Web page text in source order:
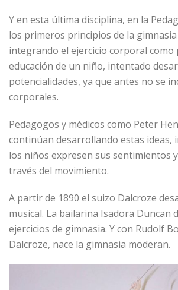
Y en esta última disciplina, en la
los primeros principios de la
integrando el ejercicio corporal como
educación de un niño, intentado
potencialidades, ya que antes no se
corporales.
Pedagogos y médicos como Peter
continúan desarrollando estas ideas,
los niños expresen sus sentimientos
través del movimiento.
A partir de 1890 el suizo Dalcroze
musical. La bailarina Isadora Duncan
ejercicios de gimnasia. Y con Rudolf
Dalcroze, nace la gimnasia moderan.